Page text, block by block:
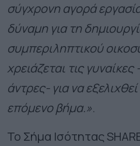
σύγχρονη αγορά
δύναμη για τη
συμπεριληπτικού
χρειάζεται τις
άντρες- για να
επόμενο βήμα.».
Το Σήμα Ισότητας